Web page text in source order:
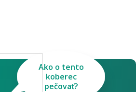
Ako o tento
koberec
pečovať?